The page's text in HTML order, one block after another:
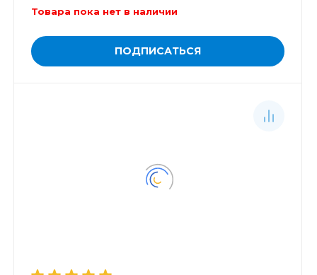
Товара пока нет в наличии
ПОДПИСАТЬСЯ